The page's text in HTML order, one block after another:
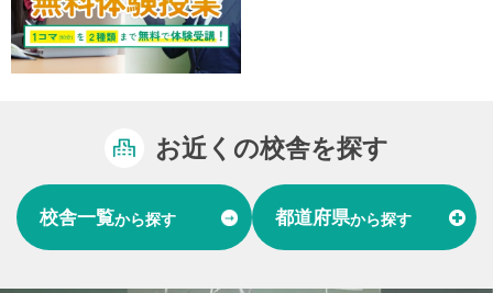
お近くの校舎を探す
校舎一覧から探す 都道府県から探す